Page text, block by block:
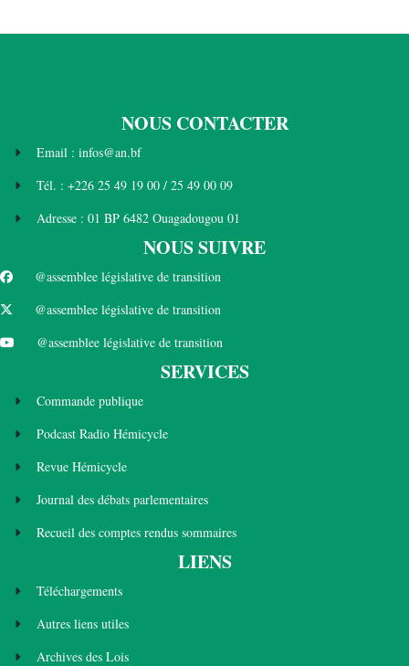
NOUS CONTACTER
Email : infos@an.bf
Tél. : +226 25 49 19 00 / 25 49 00 09
Adresse : 01 BP 6482 Ouagadougou 01
NOUS SUIVRE
@assemblee législative de transition
@assemblee législative de transition
@assemblee législative de transition
SERVICES
Commande publique
Podcast Radio Hémicycle
Revue Hémicycle
Journal des débats parlementaires
Recueil des comptes rendus sommaires
LIENS
Téléchargements
Autres liens utiles
Archives des Lois